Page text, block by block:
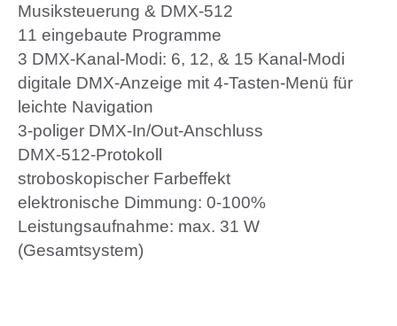
Musiksteuerung & DMX-512
11 eingebaute Programme
3 DMX-Kanal-Modi: 6, 12, & 15 Kanal-Modi
digitale DMX-Anzeige mit 4-Tasten-Menü für
leichte Navigation
3-poliger DMX-In/Out-Anschluss
DMX-512-Protokoll
stroboskopischer Farbeffekt
Leistungsaufnahme: max. 31 W
(Gesamtsystem)